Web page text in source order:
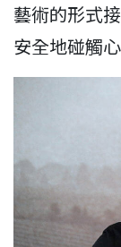
藝術的形式
安全地碰觸